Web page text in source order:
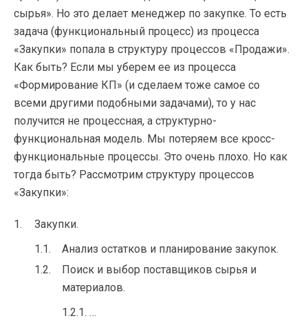
сырья». Но это делает менеджер по закупке. То есть
задача (функциональный процесс) из процесса
«Закупки» попала в структуру процессов «Продажи».
Как быть? Если мы уберем ее из процесса
«Формирование КП» (и сделаем тоже самое со
всеми другими подобными задачами), то у нас
получится не процессная, а структурно-
функциональная модель. Мы потеряем все кросс-
функциональные процессы. Это очень плохо. Но как
тогда быть? Рассмотрим структуру процессов
«Закупки»:
Закупки.
Анализ остатков и планирование закупок.
Поиск и выбор поставщиков сырья и
материалов.
…